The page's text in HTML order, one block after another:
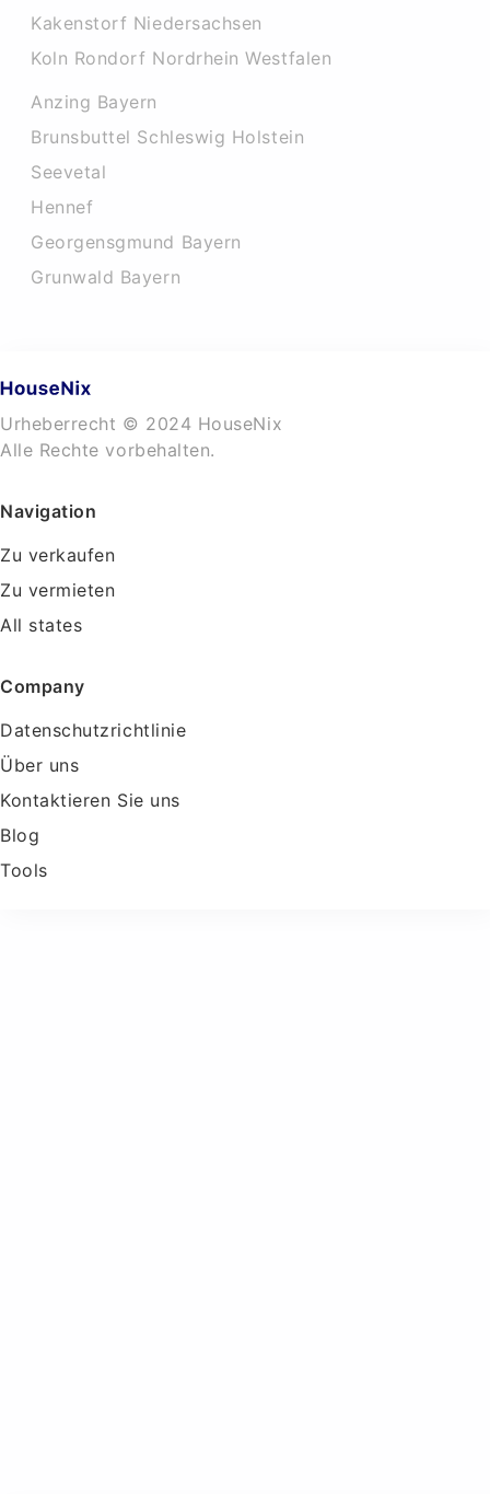
Kakenstorf Niedersachsen
Koln Rondorf Nordrhein Westfalen
Anzing Bayern
Brunsbuttel Schleswig Holstein
Seevetal
Hennef
Georgensgmund Bayern
Grunwald Bayern
Urheberrecht © 2024 HouseNix
Alle Rechte vorbehalten.
Navigation
Zu verkaufen
Zu vermieten
All states
Company
Datenschutzrichtlinie
Über uns
Kontaktieren Sie uns
Blog
Tools